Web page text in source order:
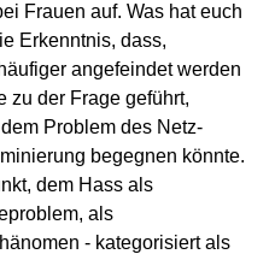
Frauen auf. Was hat euch
Erkenntnis, dass,
angefeindet werden
zu der Frage geführt,
Problem des Netz-
begegnen könnte.
dem Hass als
als
- kategorisiert als